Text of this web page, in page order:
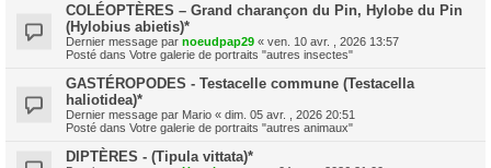
COLÉOPTÈRES – Grand charançon du Pin, Hylobe du Pin
(Hylobius abietis)*
Dernier message par noeudpap29 « ven. 10 avr. , 2026 13:57
Posté dans Votre galerie de portraits "autres insectes"
GASTÉROPODES - Testacelle commune (Testacella
haliotidea)*
Dernier message par Mario « dim. 05 avr. , 2026 20:51
Posté dans Votre galerie de portraits "autres animaux"
DIPTÈRES - (Tipula vittata)*